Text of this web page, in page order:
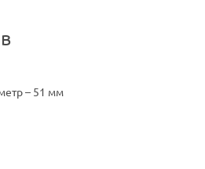
– 51 мм